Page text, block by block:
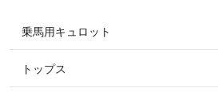
乗馬用キュロット
すべてのキュロット
トップス